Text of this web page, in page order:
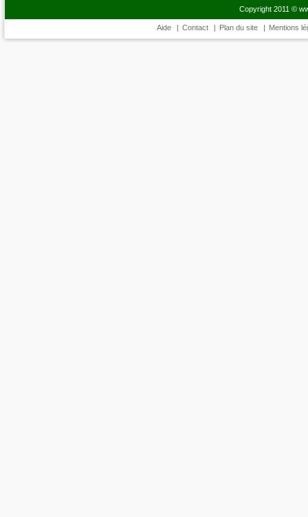
Copyright 2011 ©
Aide | Contact | Plan du site | Mentions